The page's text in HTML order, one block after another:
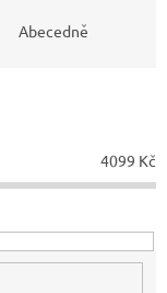
Abecedně
4099 Kč